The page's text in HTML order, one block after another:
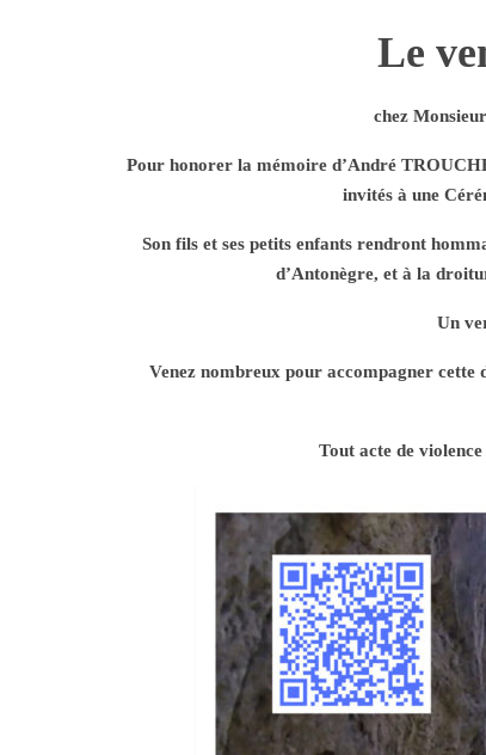
Le
chez
Pour honorer la mémoire d’André
invités à une
Son fils et ses petits enfants rendront
d’Antonègre, et à la
Un
Venez nombreux pour accompagner
Tout acte de